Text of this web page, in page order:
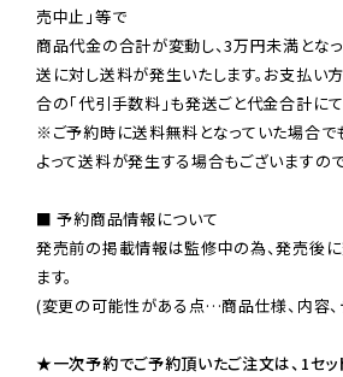
売中止」等で
商品代金の合計が変動し、3万円未満とな
送に対し送料が発生いたします。お支払い
※ご予約時に送料無料となっていた場合で
よって送料が発生する場合もございますの
■ 予約商品情報について
発売前の掲載情報は監修中の為、発売後
ます。
(変更の可能性がある点…商品仕様、内容、
★一次予約でご予約頂いたご注文は、1セッ